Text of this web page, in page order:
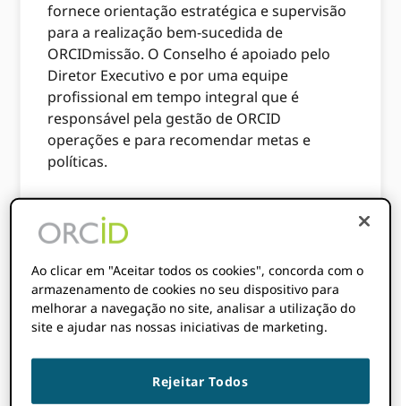
fornece orientação estratégica e supervisão
para a realização bem-sucedida de
ORCIDmissão. O Conselho é apoiado pelo
Diretor Executivo e por uma equipe
profissional em tempo integral que é
responsável pela gestão de ORCID
operações e para recomendar metas e
políticas.
Responsabilidades
da Diretoria
O Conselho é responsável por:
Ao clicar em "Aceitar todos os cookies", concorda com o
armazenamento de cookies no seu dispositivo para
melhorar a navegação no site, analisar a utilização do
site e ajudar nas nossas iniciativas de marketing.
Rejeitar Todos